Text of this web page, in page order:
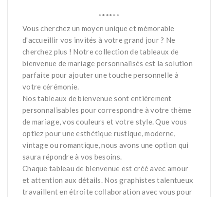
******
Vous cherchez un moyen unique et mémorable
d'accueillir vos invités à votre grand jour ? Ne
cherchez plus ! Notre collection de tableaux de
bienvenue de mariage personnalisés est la solution
parfaite pour ajouter une touche personnelle à
votre cérémonie.
Nos tableaux de bienvenue sont entièrement
personnalisables pour correspondre à votre thème
de mariage, vos couleurs et votre style. Que vous
optiez pour une esthétique rustique, moderne,
vintage ou romantique, nous avons une option qui
saura répondre à vos besoins.
Chaque tableau de bienvenue est créé avec amour
et attention aux détails. Nos graphistes talentueux
travaillent en étroite collaboration avec vous pour